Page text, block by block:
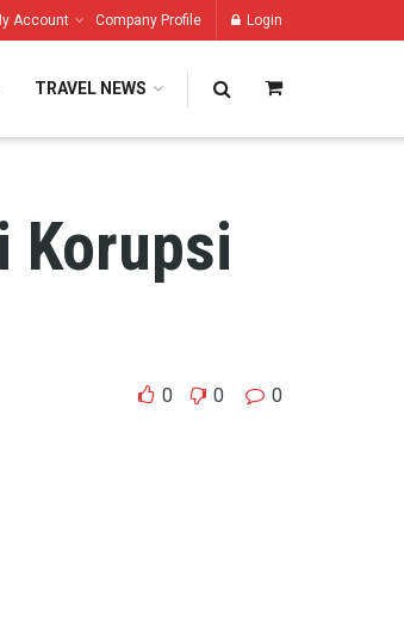
Account Company Profile Login
TRAVEL NEWS
Korupsi
0 0 0